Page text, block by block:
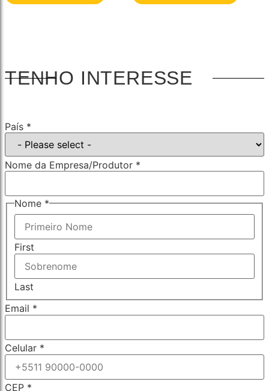
TENHO INTERESSE
País *
Nome da Empresa/Produtor *
Nome *
First
Last
Email *
CEP
de
da
Celular *
CEP *